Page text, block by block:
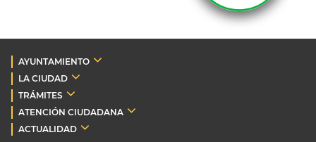
AYUNTAMIENTO
LA CIUDAD
TRÁMITES
ATENCIÓN CIUDADANA
ACTUALIDAD